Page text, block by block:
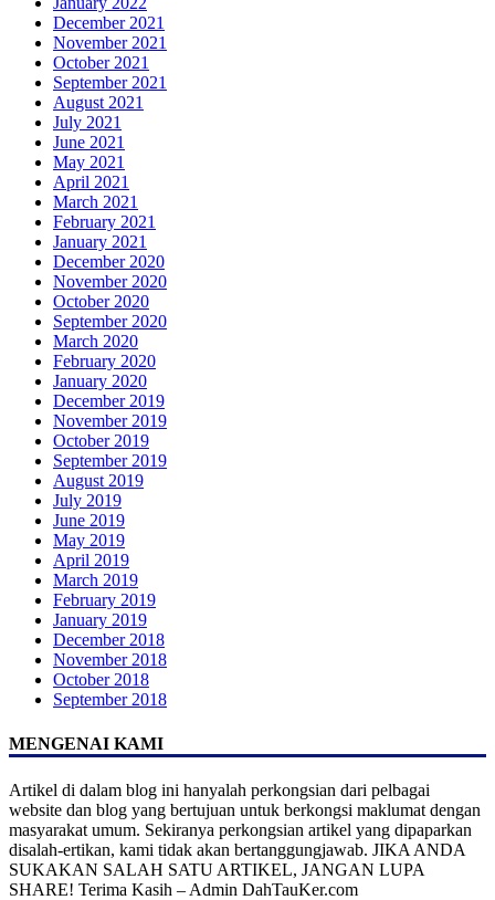
December 2021
November 2021
October 2021
September 2021
August 2021
July 2021
June 2021
May 2021
April 2021
March 2021
February 2021
January 2021
December 2020
November 2020
October 2020
September 2020
March 2020
February 2020
January 2020
December 2019
November 2019
October 2019
September 2019
August 2019
July 2019
June 2019
May 2019
April 2019
March 2019
February 2019
January 2019
December 2018
November 2018
October 2018
September 2018
MENGENAI KAMI
Artikel di dalam blog ini hanyalah perkongsian dari pelbagai
website dan blog yang bertujuan untuk berkongsi maklumat dengan
masyarakat umum. Sekiranya perkongsian artikel yang dipaparkan
disalah-ertikan, kami tidak akan bertanggungjawab. JIKA ANDA
SUKAKAN SALAH SATU ARTIKEL, JANGAN LUPA
SHARE! Terima Kasih – Admin DahTauKer.com